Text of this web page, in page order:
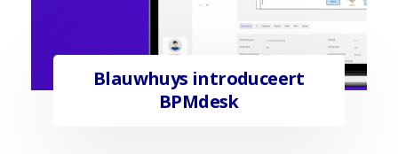
Blauwhuys introduceert
BPMdesk